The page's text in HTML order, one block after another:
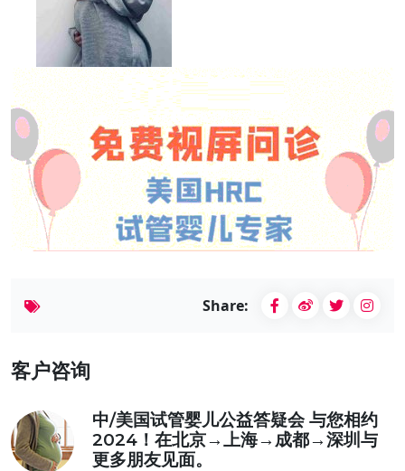
Share:
客户咨询
中/美国试管婴儿公益答疑会 与您相约
2024！在北京→上海→成都→深圳与
更多朋友见面。